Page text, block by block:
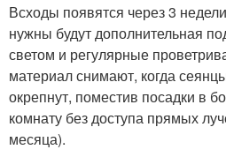
Всходы появятся через 3
нужны будут дополнительная
светом и регулярные
материал снимают, когда
окрепнут, поместив посадки в
комнату без доступа прямых
месяца).